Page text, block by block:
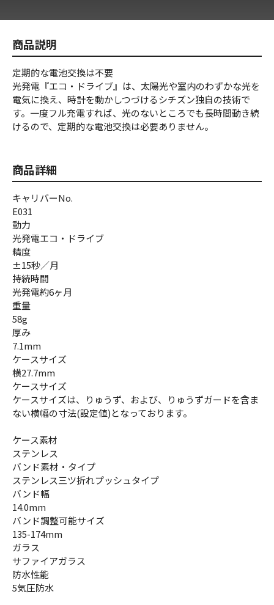
商品説明
定期的な電池交換は不要
光発電『エコ・ドライブ』は、太陽光や室内のわずかな光を
電気に換え、時計を動かしつづけるシチズン独自の技術で
す。一度フル充電すれば、光のないところでも長時間動き続
けるので、定期的な電池交換は必要ありません。
商品詳細
キャリバーNo.
E031
動力
光発電エコ・ドライブ
精度
±15秒／月
持続時間
光発電約6ヶ月
重量
58g
厚み
7.1mm
ケースサイズ
横27.7mm
ケースサイズ
ケースサイズは、りゅうず、および、りゅうずガードを含ま
ない横幅の寸法(設定値)となっております。
ケース素材
ステンレス
バンド素材・タイプ
ステンレス三ツ折れプッシュタイプ
バンド幅
14.0mm
バンド調整可能サイズ
135-174mm
ガラス
サファイアガラス
防水性能
5気圧防水